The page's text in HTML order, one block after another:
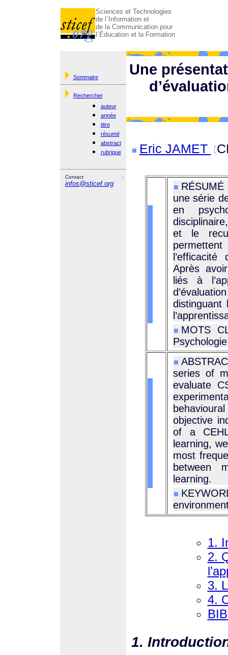
Sciences et Technologies
de l´Information et
de la Communication pour
l´Éducation et la Formation
Sommaire
Rechercher
auteur
année
titre
résumé
abstract
rubrique
Contact :
infos@sticef.org
Une
Eric JAMET
une série
en
et le
Après
liés à
distinguant
MOTS
series of
evaluate
objective
of a
learning,
most
between
learning.
1.
2.
3.
4.
1.